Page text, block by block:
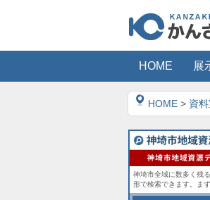
HOME 展
HOME > 資
神埼市全域に数多く残
形で検索できます。ま